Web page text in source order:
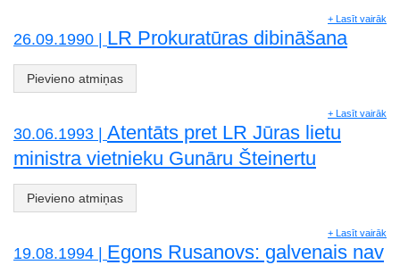
+ Lasīt vairāk
26.09.1990 | LR Prokuratūras dibināšana
Pievieno atmiņas
+ Lasīt vairāk
30.06.1993 | Atentāts pret LR Jūras lietu
ministra vietnieku Gunāru Šteinertu
Pievieno atmiņas
+ Lasīt vairāk
19.08.1994 | Egons Rusanovs: galvenais nav